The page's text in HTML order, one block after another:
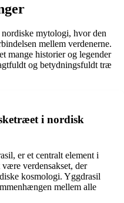
mytologi, hvor den
mellem verdenerne.
mange historier og legender
og betydningsfuldt træ
i nordisk
er et centralt element i
verdensakset, der
kosmologi. Yggdrasil
mellem alle